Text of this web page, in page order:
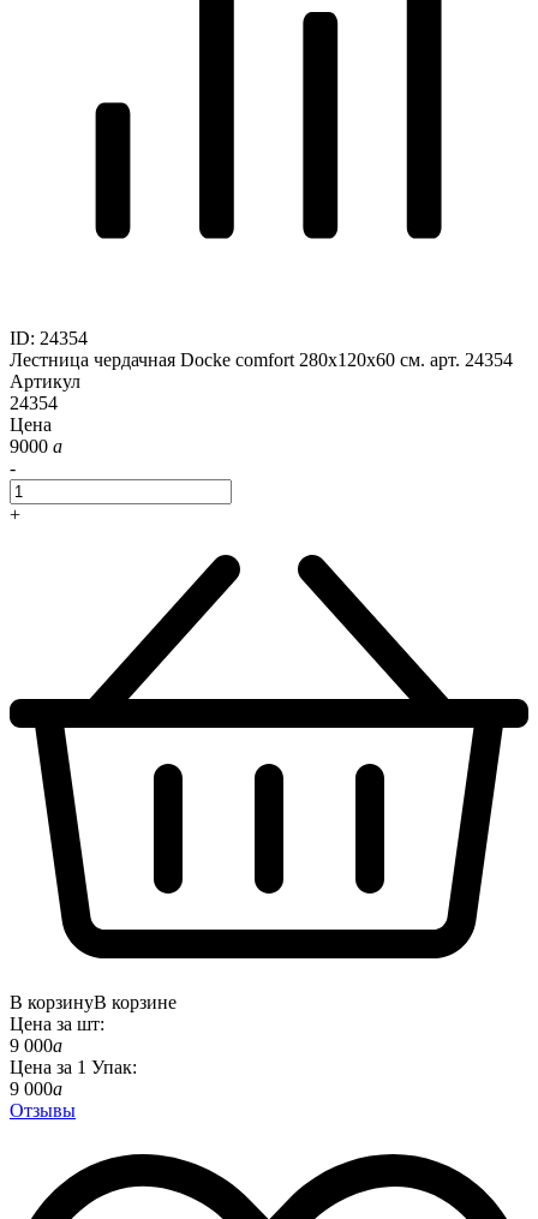
ID: 24354
Лестница чердачная Docke comfort 280x120x60 см. арт. 24354
Артикул
24354
Цена
9000 a
-
+
В корзинуВ корзине
Цена за шт:
9 000a
Цена за 1 Упак:
9 000a
Отзывы